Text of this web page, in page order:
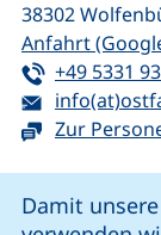
Damit
38302
Anfahrt
Tel:
+49 5331
E-Mail:
Zur